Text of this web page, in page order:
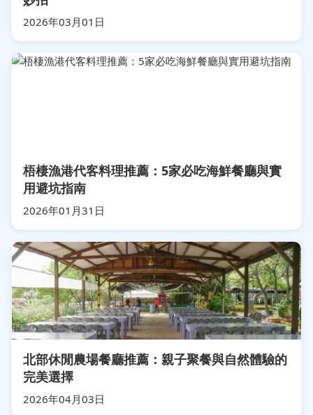
2026年03月01日
梧棲漁港代客料理推薦：5家必吃海鮮餐廳與實
用避坑指南
2026年01月31日
北部休閒農場餐廳推薦：親子聚餐與自然體驗的
完美選擇
2026年04月03日